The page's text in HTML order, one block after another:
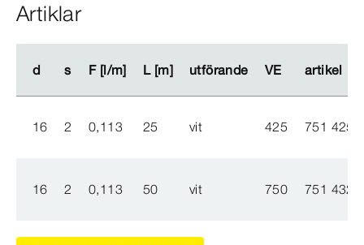
Artiklar
d s F [l/m] L [m] utförande VE artikel
d s F [l/m] L [m] utförande VE artikel
16 2 0,113 25 vit 425 751 425
16 2 0,113 50 vit 750 751 432